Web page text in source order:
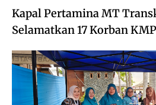
Kapal Pertamina MT
Selamatkan 17 Korban